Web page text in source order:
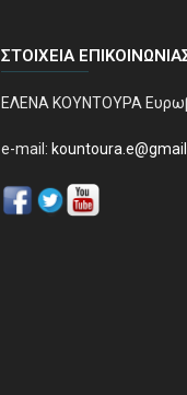
ΣΤΟΙΧΕΊΑ
ΕΛΕΝΑ ΚΟΥΝΤΟΥΡΑ
e-mail: